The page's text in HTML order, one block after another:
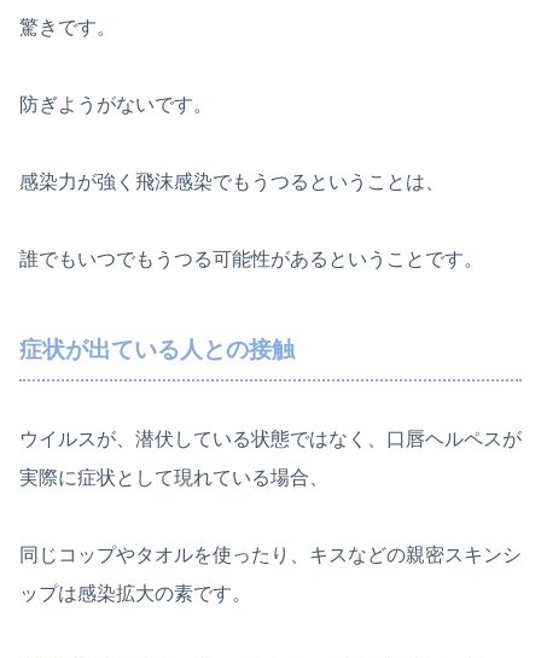
驚きです。
防ぎようがないです。
感染力が強く飛沫感染でもうつるということは、
誰でもいつでもうつる可能性があるということです。
症状が出ている人との接触
ウイルスが、潜伏している状態ではなく、口唇ヘルペスが
実際に症状として現れている場合、
同じコップやタオルを使ったり、キスなどの親密スキンシ
ップは感染拡大の素です。